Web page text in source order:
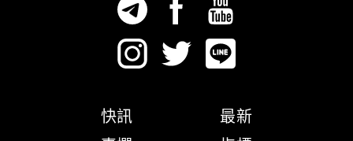
快訊
最新